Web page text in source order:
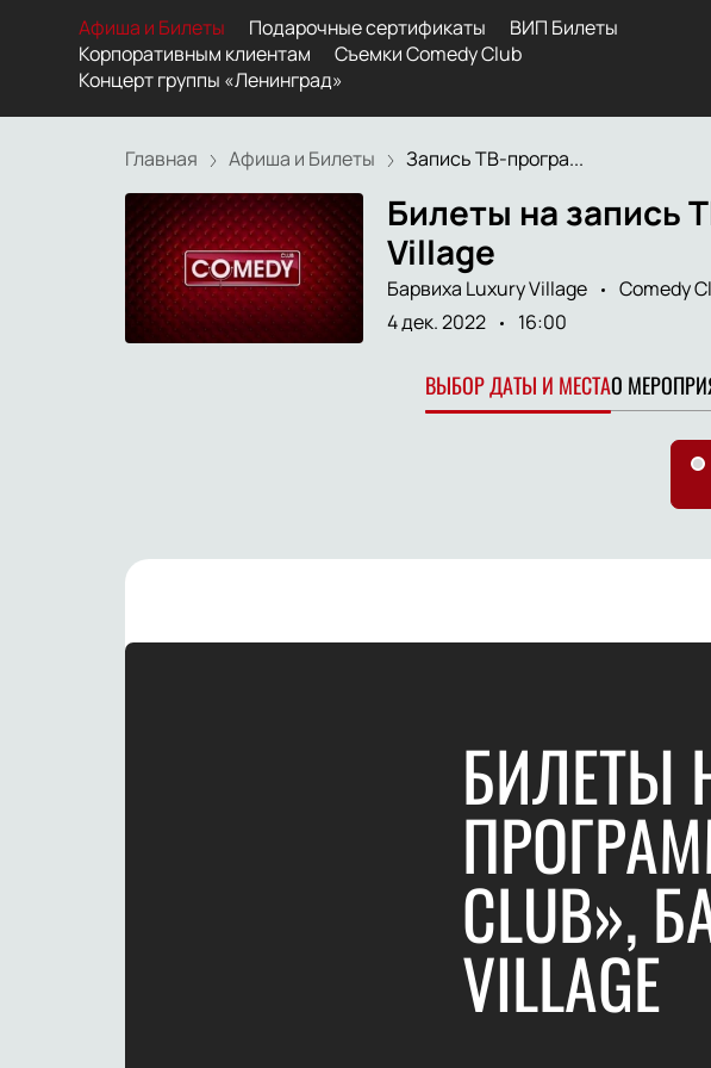
Афиша и Билеты Подарочные сертификаты
ВИП Билеты
Корпоративным клиентам
Съемки Comedy Club
Концерт группы «Ленинград»
Главная Афиша и Билеты Запись ТВ-програ...
Билеты на запись
Village
Барвиха Luxury Village Comedy
4 дек. 2022
16:00
ВЫБОР ДАТЫ И МЕСТАО
БИЛЕТЫ
CLUB»,
VILLAGE